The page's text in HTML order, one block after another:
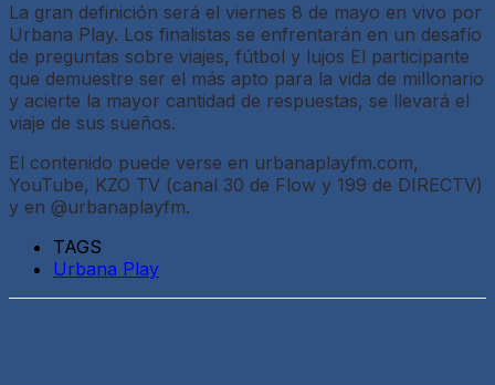
La gran definición será el viernes 8 de mayo en vivo por
Urbana Play. Los finalistas se enfrentarán en un desafío
de preguntas sobre viajes, fútbol y lujos El participante
que demuestre ser el más apto para la vida de millonario
y acierte la mayor cantidad de respuestas, se llevará el
viaje de sus sueños.
El contenido puede verse en urbanaplayfm.com,
YouTube, KZO TV (canal 30 de Flow y 199 de DIRECTV)
y en @urbanaplayfm.
TAGS
Urbana Play